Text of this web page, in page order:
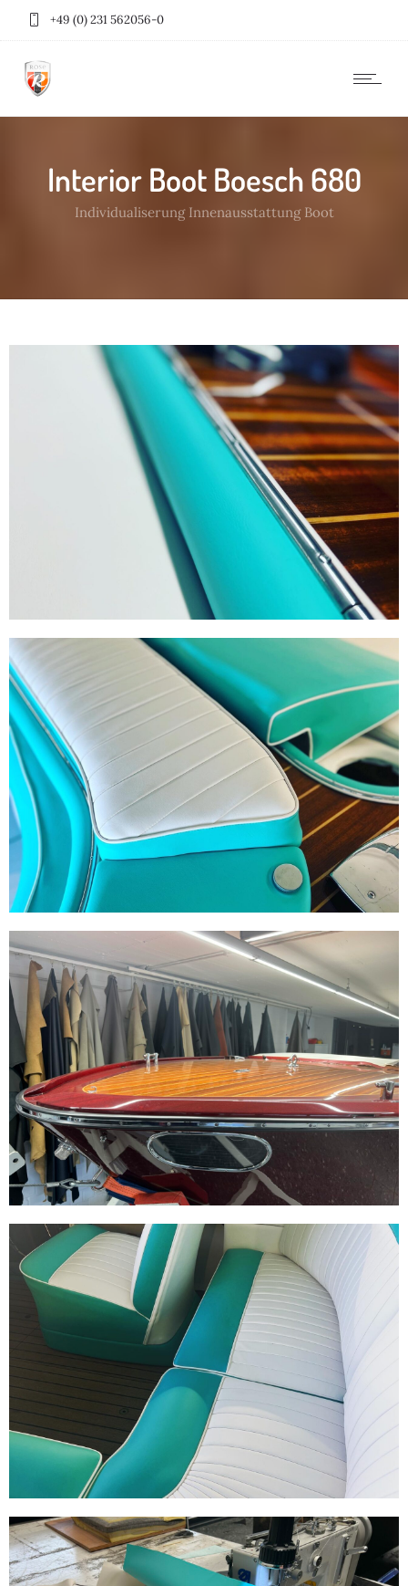
+49 (0) 231 562056-0
Interior Boot Boesch 680
Individualiserung Innenausstattung Boot